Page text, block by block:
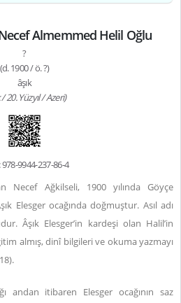
Necef Almemmed Helil Oğlu
?
(d. 1900 / ö. ?)
âşık
/ 20. Yüzyıl / Azeri)
978-9944-237-86-4
Necef Ağkilseli, 1900 yılında Göyçe
Elesger ocağında doğmuştur. Asıl adı
Âşık Elesger’in kardeşi olan Halil’in
almış, dinî bilgileri ve okuma yazmayı
andan itibaren Elesger ocağının saz